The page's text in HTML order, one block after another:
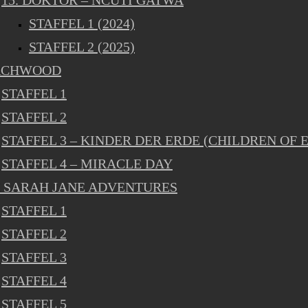
STAFFEL 1 (2024)
STAFFEL 2 (2025)
STAFFEL 1
STAFFEL 2
STAFFEL 3 – KINDER DER ERDE (CHILDREN OF
STAFFEL 4 – MIRACLE DAY
SARAH JANE ADVENTURES
STAFFEL 1
STAFFEL 2
STAFFEL 3
STAFFEL 4
STAFFEL 5